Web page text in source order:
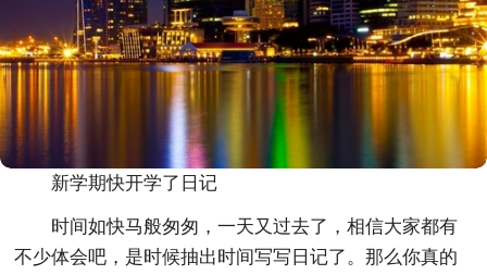
新学期快开学了日记
时间如快马般匆匆，一天又过去了，相信大家都有
不少体会吧，是时候抽出时间写写日记了。那么你真的